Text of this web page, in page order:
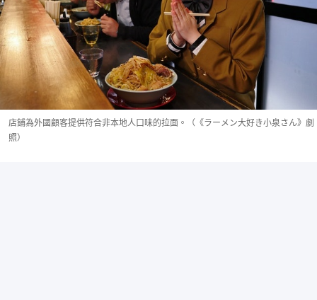
店鋪為外國顧客提供符合非本地人口味的拉面。（《ラーメン大好き小泉さん》劇
照）